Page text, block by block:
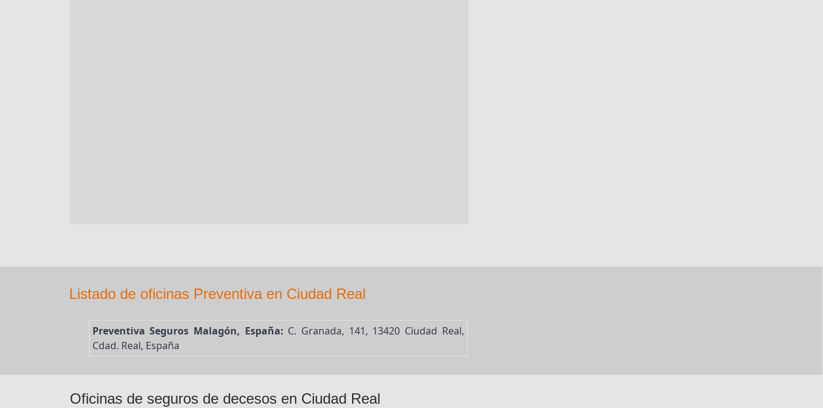
Listado de oficinas Preventiva en Ciudad Real
Preventiva Seguros Malagón, España: C. Granada, 141, 13420 Ciudad Real,
Cdad. Real, España
Oficinas de seguros de decesos en Ciudad Real